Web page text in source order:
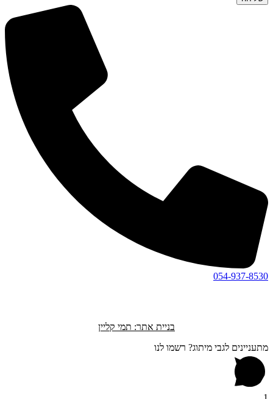
054-937-8530
בניית אתר: תמי קליין
מתעניינים לגבי מיתוג? רשמו לנו